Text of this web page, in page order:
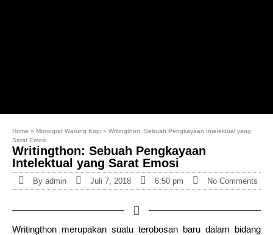
Home » Monograf Warung Kopi » Writingthon: Sebuah Pengkayaan Intelektual yang
Sarat Emosi
Writingthon: Sebuah Pengkayaan
Intelektual yang Sarat Emosi
By admin Juli 7, 2018 6:50 pm No Comments
Writingthon merupakan suatu terobosan baru dalam bidang